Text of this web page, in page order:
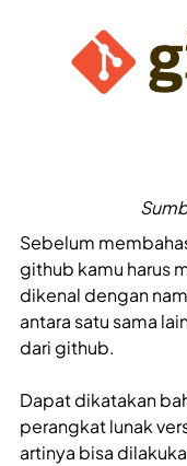
Sebelum
github kamu harus
dikenal dengan
antara satu sama
dari github.
Dapat dikatakan
perangkat lunak
artinya bisa